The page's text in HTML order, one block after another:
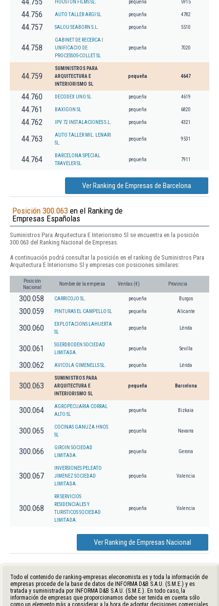
44.755 HOUSTON FILMS SL. pequeña 5915
44.756 AUTO TALLER ARGI SL pequeña 4782
44.757 SALOU SEABORN S.L. pequeña 5510
44.758
GABINET DE RECERCA I
UNIFICACIO DE
PROCESSOS-COLLET SL
pequeña 7020
44.759
SUMINISTROS PARA
ARQUITECTURA E
INTERIORISMO SL
pequeña 4647
44.760 DECODEX UNO SL pequeña 4619
44.761 BAXIGON SL pequeña 6820
44.762 IPV 72 INSTALACIONES S.L. pequeña 4321
44.763
AUTO TALLER MIL. LENARI
SL.
pequeña 9531
44.764
BARCELONA SPECIAL
TRAVELER SL.
pequeña 7911
Ver Ranking de Empresas de Barcelona
Posición 300.063 en el Ranking de
Empresas Españolas
Suministros Para Arquitectura E Interiorismo Sl se encuentra en la posición
300.063 del Ranking Nacional de Empresas.
A continuación podrá consultar la posición en el ranking de Suministros Para
Arquitectura E Interiorismo Sl y empresas con posiciones similares:
Posición
Nacional
Nombre de la empresa Ventas (€) Provincia
300.058 CARRICOJO SL. pequeña Burgos
300.059 PINTURAS EL CAMPELLO SL pequeña Alicante
300.060
EXPLOTACIONS LAHUERTA
SL
pequeña Lérida
300.061
SGERDBODEN SOCIEDAD
LIMITADA.
pequeña Sevilla
300.062 AVICOLA GIMENELLS SL. pequeña Lérida
300.063
SUMINISTROS PARA
ARQUITECTURA E
INTERIORISMO SL
pequeña Barcelona
300.064
AGROPECUARIA CORRAL
ALTO SL
pequeña Bizkaia
300.065
COCINAS GANUZA HNOS
SL
pequeña Navarra
300.066
GIROIN SOCIEDAD
LIMITADA.
pequeña Gerona
300.067
INVERSIONES PELEATO
JIMENEZ SOCIEDAD
LIMITADA.
pequeña Valencia
300.068
RR SERVICIOS
RESIDENCIALES Y
TURISTICOS SOCIEDAD
LIMITADA.
pequeña Valencia
Ver Ranking de Empresas Nacional
Todo el contenido de ranking-empresas.eleconomista.es y toda la información de
empresas procede de la base de datos de INFORMA D&B S.A.U. (S.M.E.) y es
tratada y suministrada por INFORMA D&B S.A.U. (S.M.E.). En todo caso, la
información de empresas que proporcionamos debe ser tenida en cuenta sólo
como un elemento más a considerar a la hora de adoptar decisiones comerciales